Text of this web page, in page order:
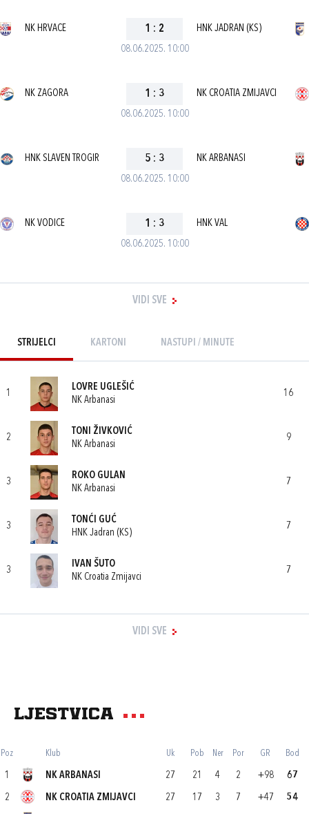
08.06.2025. 10:00
NK HRVACE 1 : 2 HNK JADRAN (KS)
08.06.2025. 10:00
NK ZAGORA 1 : 3 NK CROATIA ZMIJAVCI
08.06.2025. 10:00
HNK SLAVEN TROGIR 5 : 3 NK ARBANASI
08.06.2025. 10:00
NK VODICE 1 : 3 HNK VAL
VIDI SVE
STRIJELCI KARTONI NASTUPI / MINUTE
1
LOVRE UGLEŠIĆ
NK Arbanasi
16
2
TONI ŽIVKOVIĆ
NK Arbanasi
9
3
ROKO GULAN
NK Arbanasi
7
3
TONĆI GUĆ
HNK Jadran (KS)
7
3
IVAN ŠUTO
NK Croatia Zmijavci
7
VIDI SVE
Ljestvica
Poz Klub Uk Pob Ner Por GR Bod
1 NK ARBANASI 27 21 4 2 +98 67
2 NK CROATIA ZMIJAVCI 27 17 3 7 +47 54